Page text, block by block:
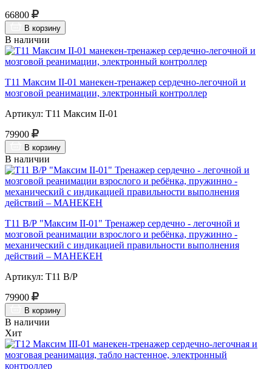
66800
В корзину
В наличии
Т11 Максим II-01 манекен-тренажер сердечно-легочной и
мозговой реанимации, электронный контроллер
Артикул: Т11 Максим II-01
79900
В корзину
В наличии
Т11 В/Р "Максим II-01" Тренажер сердечно - легочной и
мозговой реанимации взрослого и ребёнка, пружинно -
механический с индикацией правильности выполнения
действий – МАНЕКЕН
Артикул: Т11 В/Р
79900
В корзину
В наличии
Хит